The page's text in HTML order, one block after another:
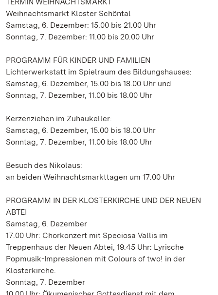
Weihnachtsmarkt Kloster Schöntal
Samstag, 6. Dezember: 15.00 bis 21.00 Uhr
Sonntag, 7. Dezember: 11.00 bis 20.00 Uhr
PROGRAMM FÜR KINDER UND FAMILIEN
Lichterwerkstatt im Spielraum des Bildungshauses:
Samstag, 6. Dezember, 15.00 bis 18.00 Uhr und
Sonntag, 7. Dezember, 11.00 bis 18.00 Uhr
Kerzenziehen im Zuhaukeller:
Samstag, 6. Dezember, 15.00 bis 18.00 Uhr
Sonntag, 7. Dezember, 11.00 bis 18.00 Uhr
Besuch des Nikolaus:
an beiden Weihnachtsmarkttagen um 17.00 Uhr
PROGRAMM IN DER KLOSTERKIRCHE UND DER NEUEN
ABTEI
Samstag, 6. Dezember
17.00 Uhr: Chorkonzert mit Speciosa Vallis im
Treppenhaus der Neuen Abtei, 19.45 Uhr: Lyrische
Popmusik-Impressionen mit Colours of two! in der
Klosterkirche.
Sonntag, 7. Dezember